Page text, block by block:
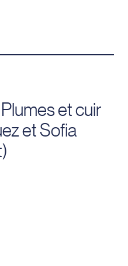
et cuir
et Sofia